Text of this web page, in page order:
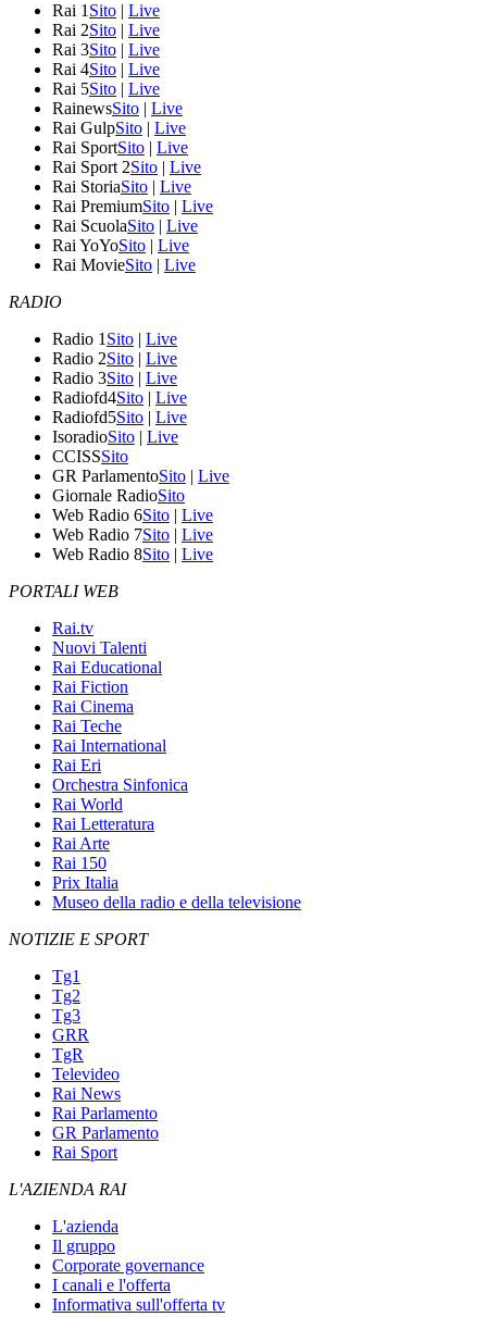
Rai 1 Sito | Live
Rai 2Sito | Live
Rai 3Sito | Live
Rai 4Sito | Live
Rai 5Sito | Live
RainewsSito | Live
Rai GulpSito | Live
Rai SportSito | Live
Rai Sport 2Sito | Live
Rai StoriaSito | Live
Rai PremiumSito | Live
Rai ScuolaSito | Live
Rai YoYoSito | Live
Rai MovieSito | Live
RADIO
Radio 1 Sito | Live
Radio 2Sito | Live
Radio 3Sito | Live
Radiofd4Sito | Live
Radiofd5Sito | Live
IsoradioSito | Live
CCISSSito
GR ParlamentoSito | Live
Giornale RadioSito
Web Radio 6Sito | Live
Web Radio 7Sito | Live
Web Radio 8Sito | Live
PORTALI WEB
Rai.tv
Nuovi Talenti
Rai Educational
Rai Fiction
Rai Cinema
Rai Teche
Rai International
Rai Eri
Orchestra Sinfonica
Rai World
Rai Letteratura
Rai Arte
Rai 150
Prix Italia
Museo della radio e della televisione
NOTIZIE E SPORT
Tg1
Tg2
Tg3
GRR
TgR
Televideo
Rai News
Rai Parlamento
GR Parlamento
Rai Sport
L'AZIENDA RAI
L'azienda
Il gruppo
Corporate governance
I canali e l'offerta
Informativa sull'offerta tv